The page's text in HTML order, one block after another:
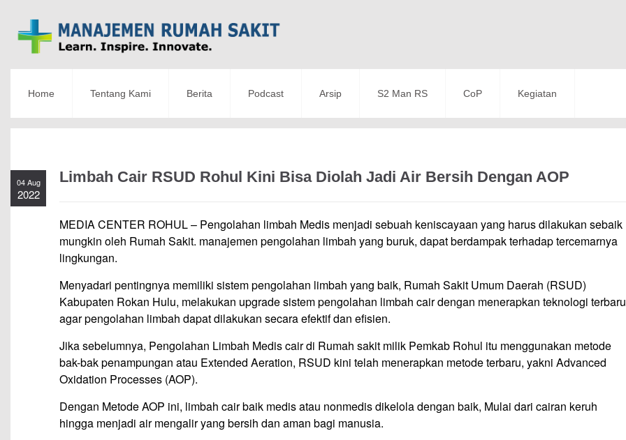
Home Tentang Kami Berita Podcast Arsip S2 Man RS CoP Kegiatan
04 Aug
2022
Limbah Cair RSUD Rohul Kini Bisa Diolah Jadi Air Bersih Dengan AOP
MEDIA CENTER ROHUL – Pengolahan limbah Medis menjadi sebuah keniscayaan yang harus dilakukan sebaik
mungkin oleh Rumah Sakit. manajemen pengolahan limbah yang buruk, dapat berdampak terhadap tercemarnya
lingkungan.
Menyadari pentingnya memiliki sistem pengolahan limbah yang baik, Rumah Sakit Umum Daerah (RSUD)
Kabupaten Rokan Hulu, melakukan upgrade sistem pengolahan limbah cair dengan menerapkan teknologi terbaru
agar pengolahan limbah dapat dilakukan secara efektif dan efisien.
Jika sebelumnya, Pengolahan Limbah Medis cair di Rumah sakit milik Pemkab Rohul itu menggunakan metode
bak-bak penampungan atau Extended Aeration, RSUD kini telah menerapkan metode terbaru, yakni Advanced
Oxidation Processes (AOP).
Dengan Metode AOP ini, limbah cair baik medis atau nonmedis dikelola dengan baik, Mulai dari cairan keruh
hingga menjadi air mengalir yang bersih dan aman bagi manusia.